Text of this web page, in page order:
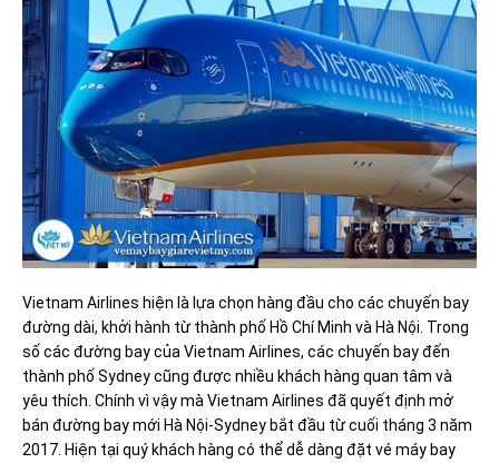
Vietnam Airlines hiện là lựa chọn hàng đầu cho các chuyến bay
đường dài, khởi hành từ thành phố Hồ Chí Minh và Hà Nội. Trong
số các đường bay của Vietnam Airlines, các chuyến bay đến
thành phố Sydney cũng được nhiều khách hàng quan tâm và
yêu thích. Chính vì vậy mà Vietnam Airlines đã quyết định mở
bán đường bay mới Hà Nội-Sydney bắt đầu từ cuối tháng 3 năm
2017. Hiện tại quý khách hàng có thể dễ dàng đặt vé máy bay